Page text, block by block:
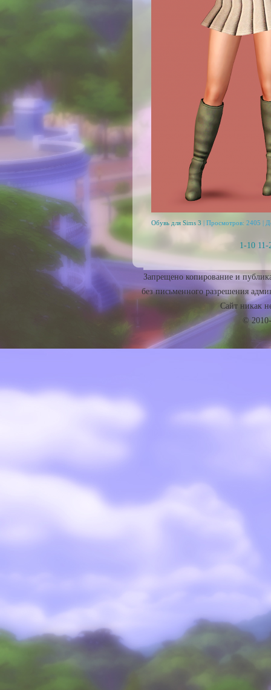
Обувь для Sims 3 | Просмотров: 2405 |
1-10 11-
Запрещено копирование и
без письменного разрешения
Сайт никак
©